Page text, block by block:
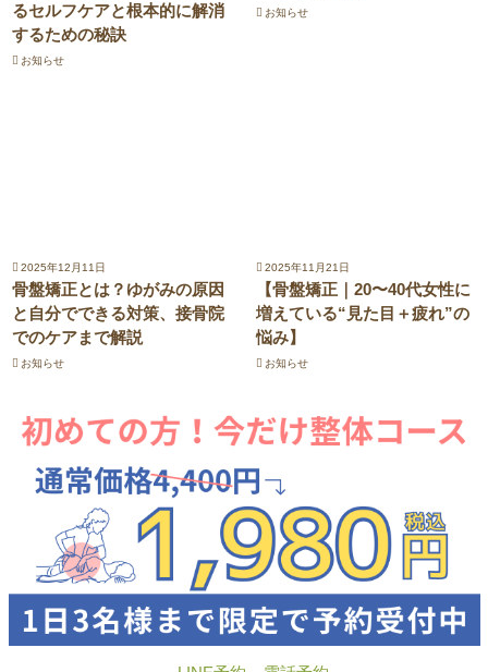
るセルフケアと根本的に解消
するための秘訣
お知らせ
お知らせ
2025年12月11日
骨盤矯正とは？ゆがみの原因
と自分でできる対策、接骨院
でのケアまで解説
お知らせ
2025年11月21日
【骨盤矯正｜20〜40代女性に
増えている“見た目＋疲れ”の
悩み】
お知らせ